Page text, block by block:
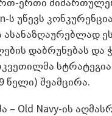
ს უწევს
ასანაზღაურებლად
დაბრუნებას და
წელი) შეამცირა.
– Old Navy-ის